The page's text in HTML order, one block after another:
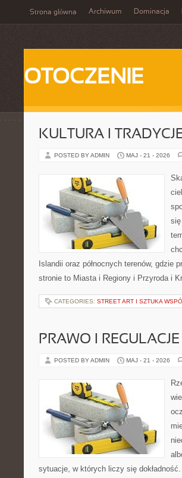
Strona główna Archiwum Dominacja
OTOCZENIE
KULTURA I
POSTED BY ADMIN MAJ - 21 - 2026
Islandii oraz północnych terenów, gdzie
stronie to Miasta i Regiony i Przyroda i
CATEGORIES: STREET ART I SZTUKA
PRAWO I REGULACJE
POSTED BY ADMIN MAJ - 21 - 2026
sytuacje, w których liczy się